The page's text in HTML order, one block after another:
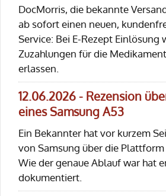
DocMorris, die bekannte
ab sofort einen neuen,
Service: Bei E-Rezept Einlösung
Zuzahlungen für die
erlassen.
12.06.2026 - Rezension
eines Samsung A53
Ein Bekannter hat vor kurzem
von Samsung über die
Wie der genaue Ablauf war hat
dokumentiert.